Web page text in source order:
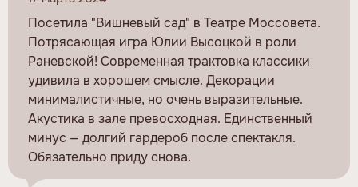
Посетила "Вишневый сад" в Театре Моссовета.
Потрясающая игра Юлии Высоцкой в роли
Раневской! Современная трактовка классики
удивила в хорошем смысле. Декорации
минималистичные, но очень выразительные.
Акустика в зале превосходная. Единственный
минус — долгий гардероб после спектакля.
Обязательно приду снова.